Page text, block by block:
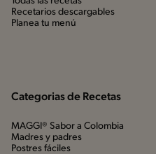
Recetarios descargables
Planea tu menú
Categorias de Recetas
MAGGI® Sabor a Colombia
Madres y padres
Postres fáciles